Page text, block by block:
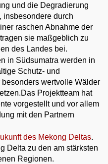
und die Degradierung
insbesondere durch
raschen Abnahme der
sie maßgeblich zu
des Landes bei.
in Südsumatra werden in
Schutz- und
wertvolle Wälder
Projektteam hat
vorgestellt und vor allem
mit den Partnern
des Mekong Deltas.
Delta zu den am stärksten
Regionen.